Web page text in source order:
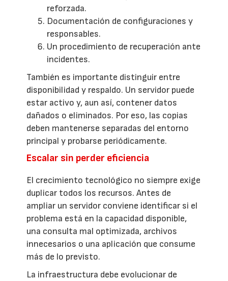
reforzada.
Documentación de configuraciones y
responsables.
Un procedimiento de recuperación ante
incidentes.
También es importante distinguir entre
disponibilidad y respaldo. Un servidor puede
estar activo y, aun así, contener datos
dañados o eliminados. Por eso, las copias
deben mantenerse separadas del entorno
principal y probarse periódicamente.
Escalar sin perder eficiencia
El crecimiento tecnológico no siempre exige
duplicar todos los recursos. Antes de
ampliar un servidor conviene identificar si el
problema está en la capacidad disponible,
una consulta mal optimizada, archivos
innecesarios o una aplicación que consume
más de lo previsto.
La infraestructura debe evolucionar de